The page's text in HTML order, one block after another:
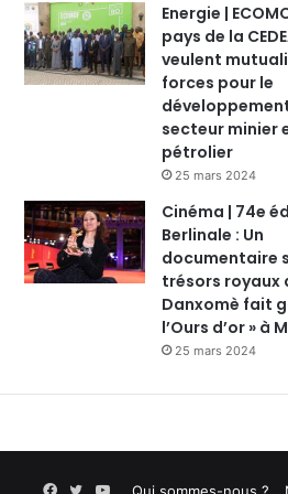
Energie |
pays de la
veulent
forces pour le
secteur minier
pétrolier
25 mars 2024
Cinéma | 74e
Berlinale : Un
documentaire
trésors royaux
Danxomè fait
l’Ours d’or » à
25 mars 2024